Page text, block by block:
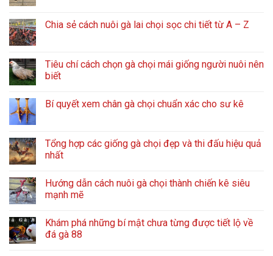
Chia sẻ cách nuôi gà lai chọi sọc chi tiết từ A – Z
Tiêu chí cách chọn gà chọi mái giống người nuôi nên
biết
Bí quyết xem chân gà chọi chuẩn xác cho sư kê
Tổng hợp các giống gà chọi đẹp và thi đấu hiệu quả
nhất
Hướng dẫn cách nuôi gà chọi thành chiến kê siêu
mạnh mẽ
Khám phá những bí mật chưa từng được tiết lộ về
đá gà 88